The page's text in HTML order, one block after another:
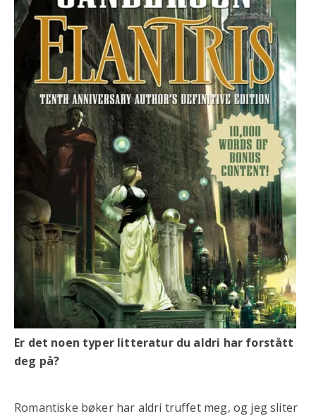
Er det noen typer litteratur du aldri har forstått
deg på?
Romantiske bøker har aldri truffet meg, og jeg sliter